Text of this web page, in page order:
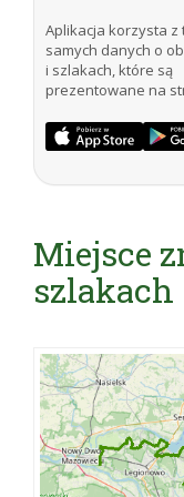
dla miasta).
Kobyłce.
Źródło:
Internet:
http://
Aplikacja korzysta z
samych danych o
i szlakach, które są
prezentowane na
Miejsce
szlakach